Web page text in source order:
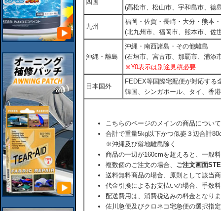
四国
(高松市、松山市、宇和島市、徳
九州
福岡・佐賀・長崎・大分・熊本
(北九州市、福岡市、熊本市、佐
沖縄・離島
沖縄・南西諸島・その他離島
(石垣市、宮古市、那覇市、浦添
※¥0表示は別途見積必要
日本国外
FEDEX等国際宅配便が対応す
韓国、シンガポール、タイ、香
こちらのページのメインの商品につい
合計で重量5kg以下かつ似姿３辺合計
※沖縄及び僻地離島除く
商品の一辺が160cmを超えると、一般
複数個のご注文の場合、 ご注文画面
送料無料商品の場合、原則として該当
代金引換によるお支払いの場合、手数
配送費用は、消費税込みの料金となり
佐川急便及びクロネコ宅急便の選択指